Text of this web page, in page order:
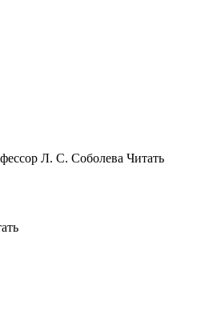
Л. С. Соболева Читать